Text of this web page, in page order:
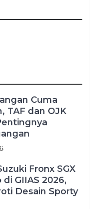
Cuma
TAF dan OJK
Fronx SGX
GIIAS 2026,
Desain Sporty